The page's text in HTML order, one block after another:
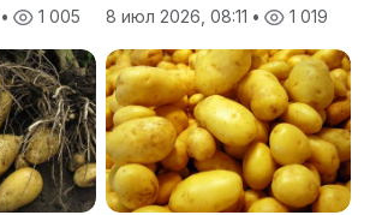
• 1 005
8 июл 2026, 08:11 • 1 019